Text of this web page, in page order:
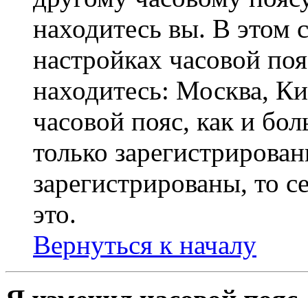
находитесь вы. В этом
настройках часовой
находитесь: Москва,
часовой пояс, как и
только
зарегистрированы, то
это.
Вернуться к началу